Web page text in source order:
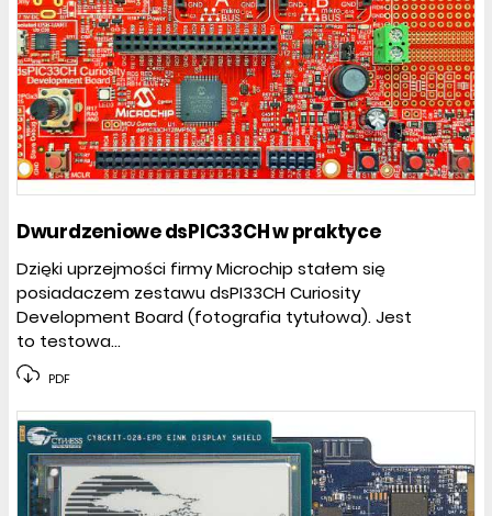
Dwurdzeniowe dsPIC33CH w praktyce
Dzięki uprzejmości firmy Microchip stałem się
posiadaczem zestawu dsPI33CH Curiosity
Development Board (fotografia tytułowa). Jest
to testowa...
PDF